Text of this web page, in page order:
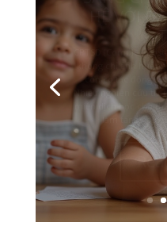
CHA MẸ
ĐỨA TRẺ
VÀ
Một trong những
nhất trong sang
đứa trẻ bị đánh đập,
lại vẫn yêu thương,
mẹ của mình?
thể nghĩ